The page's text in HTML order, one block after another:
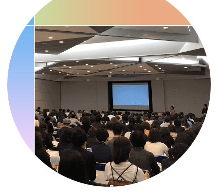
・健康増進普及月間
・歯ヂカラ探究月間
・職場の健康診断実施強化月間
・自殺予防週間
・世界自殺予防デー
・日本骨髄増殖性腫瘍の日
・知的障害者愛護デー
・糖化の日
2026/09/11(金)
・がん征圧月間
・世界アルツハイマー月間
・健康増進普及月間
・歯ヂカラ探究月間